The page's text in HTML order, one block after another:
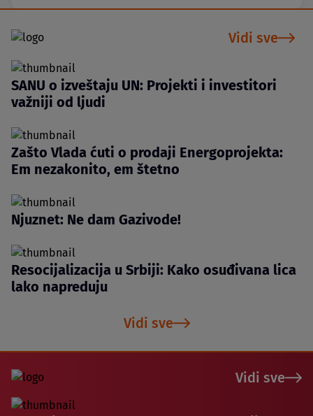
Vidi sve
SANU o izveštaju UN: Projekti i investitori
važniji od ljudi
Zašto Vlada ćuti o prodaji Energoprojekta:
Em nezakonito, em štetno
Njuznet: Ne dam Gazivode!
Resocijalizacija u Srbiji: Kako osuđivana lica
lako napreduju
Vidi sve
Vidi sve